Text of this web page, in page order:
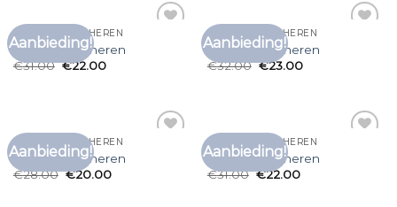
Aanbieding!
GAVE T SHIRTS HEREN
gave t shirts heren
€31.00 €22.00
Aanbieding!
GAVE T SHIRTS HEREN
gave t shirts heren
€32.00 €23.00
Aanbieding!
GAVE T SHIRTS HEREN
gave t shirts heren
€28.00 €20.00
Aanbieding!
GAVE T SHIRTS HEREN
gave t shirts heren
€31.00 €22.00